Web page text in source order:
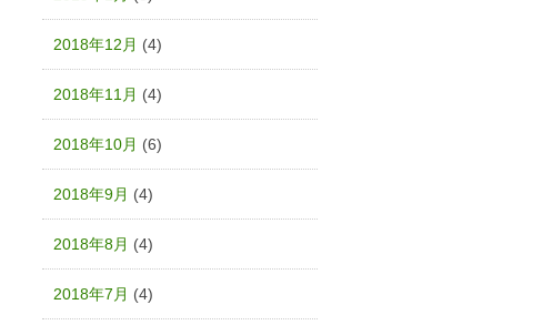
2018年12月 (4)
2018年11月 (4)
2018年10月 (6)
2018年9月 (4)
2018年8月 (4)
2018年7月 (4)